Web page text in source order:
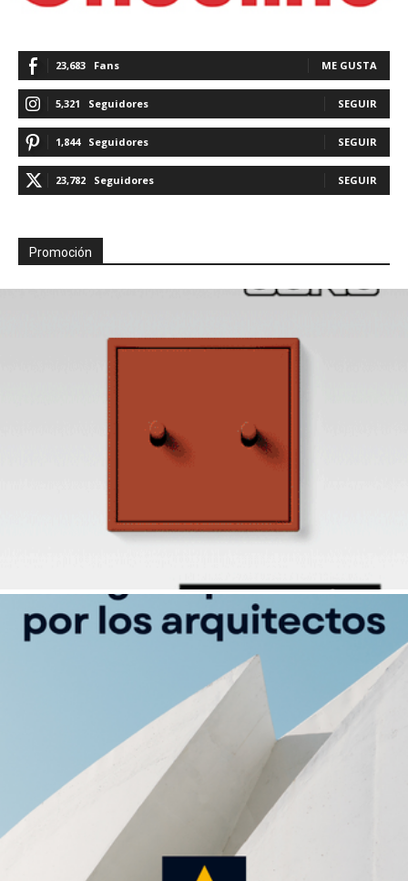
23,683 Fans ME GUSTA
5,321 Seguidores SEGUIR
1,844 Seguidores SEGUIR
23,782 Seguidores SEGUIR
Promoción